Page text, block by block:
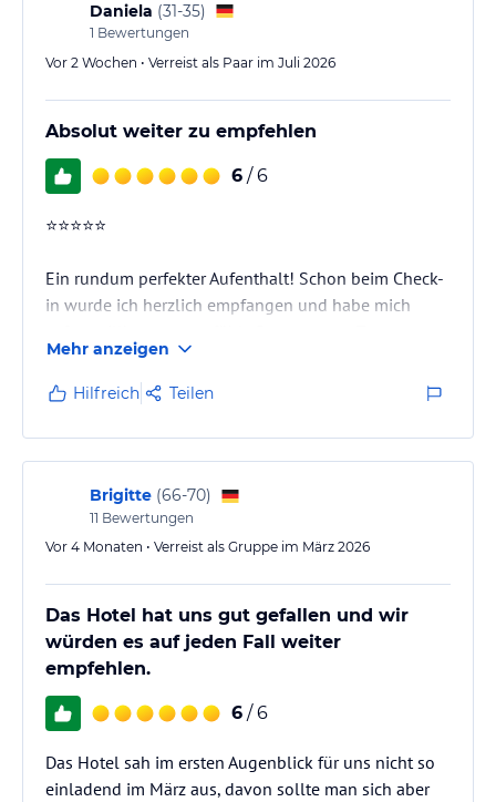
Daniela (31-35)
1 Bewertungen
Vor 2 Wochen • Verreist als Paar im Juli 2026
Absolut weiter zu empfehlen
6 / 6
⭐⭐⭐⭐⭐
Ein rundum perfekter Aufenthalt! Schon beim Check-
in wurde ich herzlich empfangen und habe mich
außergewöhnlich freundlich, professionell und
jederzeit hilfsbereit.
Das Zimmer war makellos sauber, geschmackvoll
eingerichtet und sehr komfortabel. Besonders
überzeugt haben mich die bequemen Betten, die
ruhige Atmosphäre und die Liebe zum Detail. Auch
das Badezimmer war modern, gepflegt und bestens
Das Frühstück ließ keine Wünsche offen –…
Mehr anzeigen
Hilfreich Teilen
Brigitte (66-70)
11 Bewertungen
Vor 4 Monaten • Verreist als Gruppe im März 2026
Das Hotel hat uns gut gefallen und wir
würden es auf jeden Fall weiter
empfehlen.
6 / 6
Das Hotel sah im ersten Augenblick für uns nicht so
einladend im März aus, davon sollte man sich aber